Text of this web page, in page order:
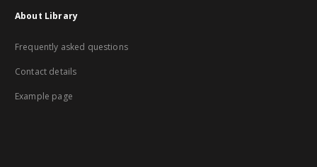
About Library
Frequently asked questions
Contact details
Example page